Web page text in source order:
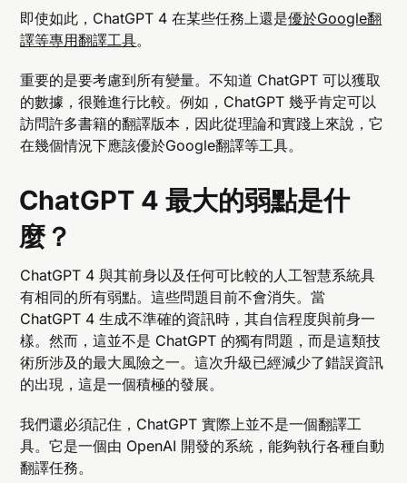
即使如此，ChatGPT 4 在某些任務上還是優於Google翻
譯等專用翻譯工具。
重要的是要考慮到所有變量。不知道 ChatGPT 可以獲取
的數據，很難進行比較。例如，ChatGPT 幾乎肯定可以
訪問許多書籍的翻譯版本，因此從理論和實踐上來說，它
在幾個情況下應該優於Google翻譯等工具。
ChatGPT 4 最大的弱點是什
麼？
ChatGPT 4 與其前身以及任何可比較的人工智慧系統具
有相同的所有弱點。這些問題目前不會消失。當
ChatGPT 4 生成不準確的資訊時，其自信程度與前身一
樣。然而，這並不是 ChatGPT 的獨有問題，而是這類技
術所涉及的最大風險之一。這次升級已經減少了錯誤資訊
的出現，這是一個積極的發展。
我們還必須記住，ChatGPT 實際上並不是一個翻譯工
具。它是一個由 OpenAI 開發的系統，能夠執行各種自動
翻譯任務。